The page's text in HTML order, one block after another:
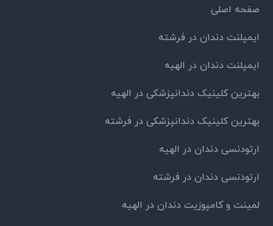
صفحه اصلی
ایمپلنت دندان در فرشته
ایمپلنت دندان در الهیه
بهترین کلینیک دندانپزشکی در الهیه
بهترین کلینیک دندانپزشکی در فرشته
ارتودنسی دندان در الهیه
ارتودنسی دندان در فرشته
لمینت و کامپوزیت دندان در الهیه